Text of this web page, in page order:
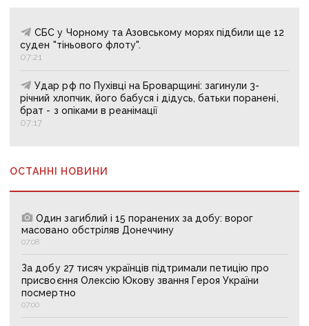
СБС у Чорному та Азовському морях підбили ще 12
суден "тіньового флоту".
07:21
Удар рф по Пухівці на Броварщині: загинули 3-
річний хлопчик, його бабуся і дідусь, батьки поранені,
брат - з опіками в реанімації
07:17
ОСТАННІ НОВИНИ
Один загиблий і 15 поранених за добу: ворог
масовано обстріляв Донеччину
07:08
За добу 27 тисяч українців підтримали петицію про
присвоєння Олексію Юкову звання Героя України
посмертно
07:00